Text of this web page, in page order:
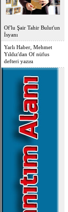
Of'lu Şair Tahir Bulut'un
İsyanı
Yarlı Haber, Mehmet
Yıldız'dan Of nüfus
defteri yazısı